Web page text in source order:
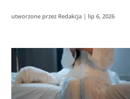
utworzone przez Redakcja | lip 6, 2026